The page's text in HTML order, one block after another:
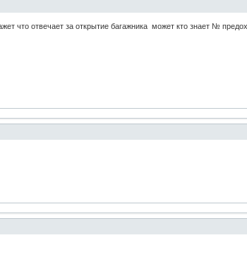
что отвечает за открытие багажника может кто знает №